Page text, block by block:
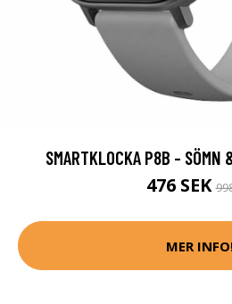
SMARTKLOCKA P8B - SÖMN
476 SEK
MER